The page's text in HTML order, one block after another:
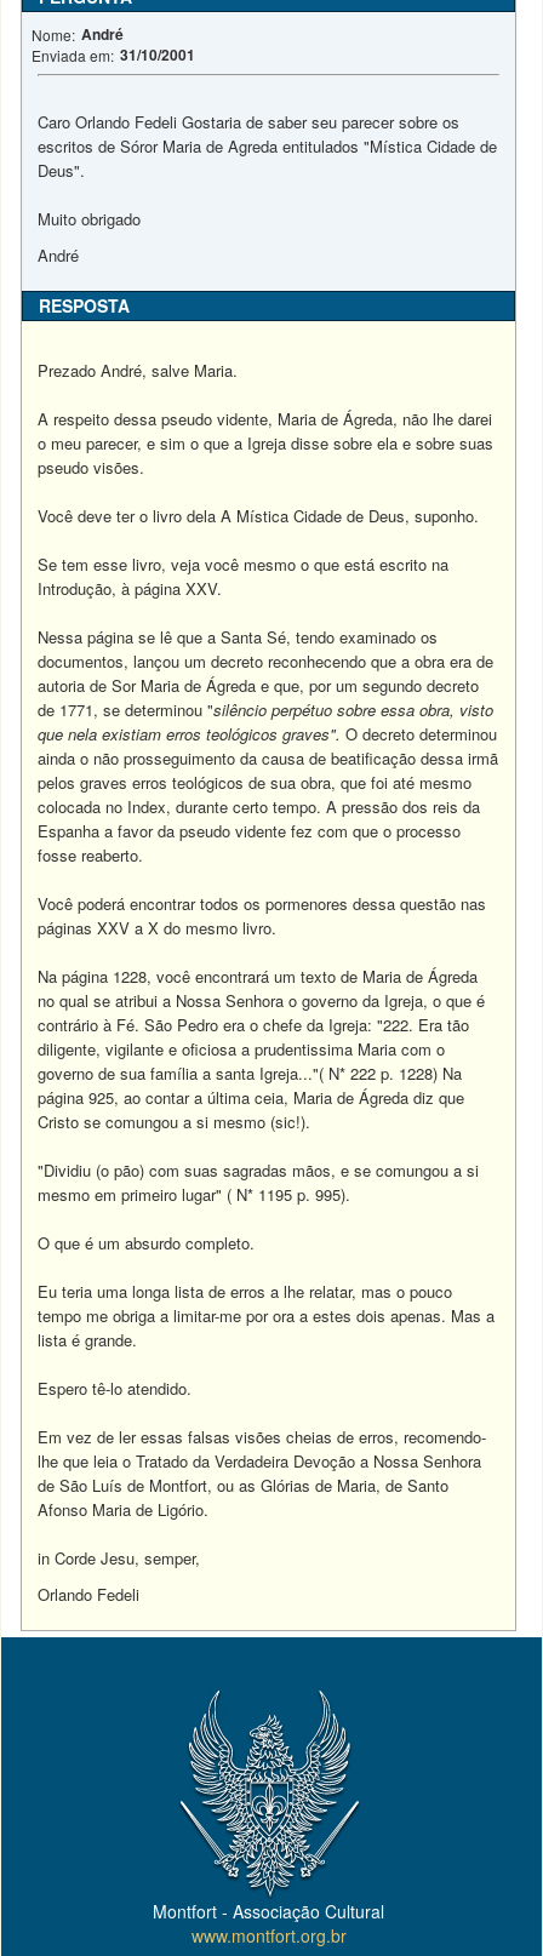
Nome: André
Enviada em: 31/10/2001
Caro Orlando Fedeli Gostaria de saber seu parecer sobre os
escritos de Sóror Maria de Agreda entitulados "Mística Cidade de
Deus".
Muito obrigado
André
RESPOSTA
Prezado André, salve Maria.
A respeito dessa pseudo vidente, Maria de Ágreda, não lhe darei
o meu parecer, e sim o que a Igreja disse sobre ela e sobre suas
pseudo visões.
Você deve ter o livro dela A Mística Cidade de Deus, suponho.
Se tem esse livro, veja você mesmo o que está escrito na
Introdução, à página XXV.
Nessa página se lê que a Santa Sé, tendo examinado os
documentos, lançou um decreto reconhecendo que a obra era de
autoria de Sor Maria de Ágreda e que, por um segundo decreto
de 1771, se determinou "silêncio perpétuo sobre essa obra, visto
que nela existiam erros teológicos graves". O decreto determinou
ainda o não prosseguimento da causa de beatificação dessa irmã
pelos graves erros teológicos de sua obra, que foi até mesmo
colocada no Index, durante certo tempo. A pressão dos reis da
Espanha a favor da pseudo vidente fez com que o processo
fosse reaberto.
Você poderá encontrar todos os pormenores dessa questão nas
páginas XXV a X do mesmo livro.
Na página 1228, você encontrará um texto de Maria de Ágreda
no qual se atribui a Nossa Senhora o governo da Igreja, o que é
contrário à Fé. São Pedro era o chefe da Igreja: "222. Era tão
diligente, vigilante e oficiosa a prudentissima Maria com o
governo de sua família a santa Igreja..."( N* 222 p. 1228) Na
página 925, ao contar a última ceia, Maria de Ágreda diz que
Cristo se comungou a si mesmo (sic!).
"Dividiu (o pão) com suas sagradas mãos, e se comungou a si
mesmo em primeiro lugar" ( N* 1195 p. 995).
O que é um absurdo completo.
Eu teria uma longa lista de erros a lhe relatar, mas o pouco
tempo me obriga a limitar-me por ora a estes dois apenas. Mas a
lista é grande.
Espero tê-lo atendido.
Em vez de ler essas falsas visões cheias de erros, recomendo-
lhe que leia o Tratado da Verdadeira Devoção a Nossa Senhora
de São Luís de Montfort, ou as Glórias de Maria, de Santo
Afonso Maria de Ligório.
in Corde Jesu, semper,
Orlando Fedeli
Montfort - Associação Cultural
www.montfort.org.br